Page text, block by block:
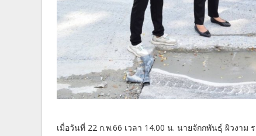
เมื่อวันที่ 22 ก.พ.66 เวลา 14.00 น. นายจักกพันธุ์ ผิวงา